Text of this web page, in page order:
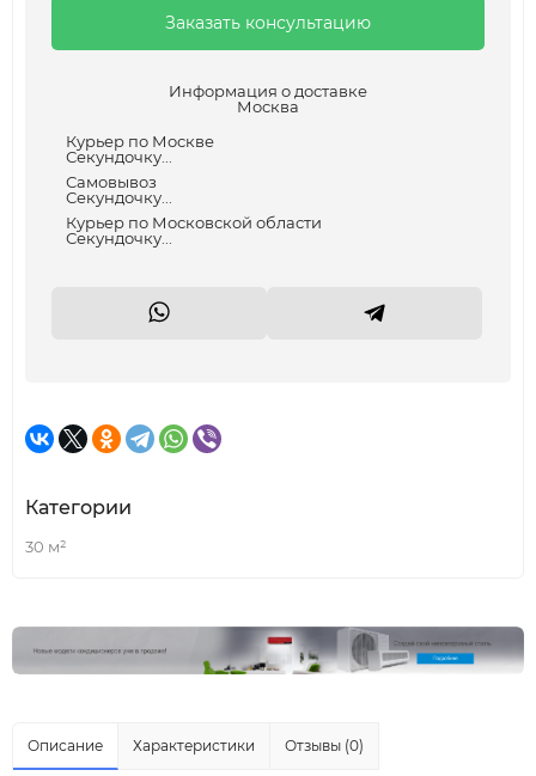
Заказать консультацию
Информация о доставке
Москва
Курьер по Москве
Секундочку...
Самовывоз
Секундочку...
Курьер по Московской области
Секундочку...
Категории
30 м²
Описание Характеристики Отзывы (0)